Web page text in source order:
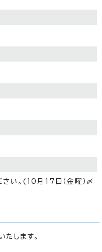
い。(10月17日（金曜）〆
たします。